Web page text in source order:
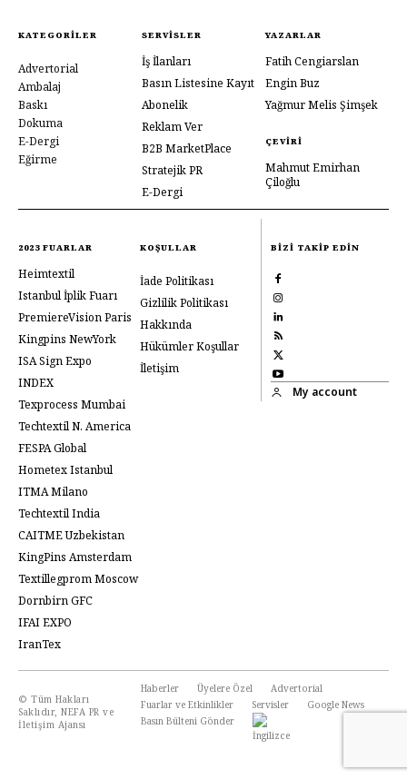
KATEGORILER
Advertorial
Ambalaj
Baskı
Dokuma
E-Dergi
Eğirme
SERVISLER
İş İlanları
Basın Listesine Kayıt
Abonelik
Reklam Ver
B2B MarketPlace
Stratejik PR
E-Dergi
YAZARLAR
Fatih Cengiarslan
Engin Buz
Yağmur Melis Şimşek
ÇEVIRI
Mahmut Emirhan
Çiloğlu
2023 FUARLAR
Heimtextil
Istanbul İplik Fuarı
PremiereVision Paris
Kingpins NewYork
ISA Sign Expo
INDEX
Texprocess Mumbai
Techtextil N. America
FESPA Global
Hometex Istanbul
ITMA Milano
Techtextil India
CAITME Uzbekistan
KingPins Amsterdam
Textillegprom Moscow
Dornbirn GFC
IFAI EXPO
IranTex
KOŞULLAR
İade Politikası
Gizlilik Politikası
Hakkında
Hükümler Koşullar
İletişim
BIZI TAKIP EDIN
My account
© Tüm Hakları
Saklıdır, NEFA PR ve
İletişim Ajansı
Haberler Üyelere Özel
Advertorial
Fuarlar ve Etkinlikler
Servisler
Google News
Basın Bülteni Gönder